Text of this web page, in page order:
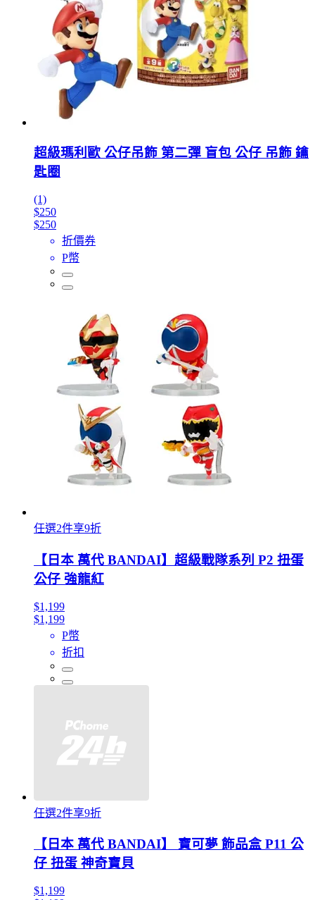
超級瑪利歐 公仔吊飾 第二彈 盲包 公仔 吊飾 鑰
匙圈
(1)
$250
$250
折價券
P幣
任選2件享9折
【日本 萬代 BANDAI】超級戰隊系列 P2 扭蛋
公仔 強龍紅
$1,199
$1,199
P幣
折扣
任選2件享9折
【日本 萬代 BANDAI】 寶可夢 飾品盒 P11 公
仔 扭蛋 神奇寶貝
$1,199